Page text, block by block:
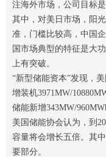
注海外市场，公司目标
其中，对美日市场，阳
准，门槛比较高，中国
国市场典型的特征是大
上有突破。
“新型储能资本”发现，
增装机3971MW/
储能新增343MW/
美国储能协会认为，到
容量将会增长五倍。其
要部分。